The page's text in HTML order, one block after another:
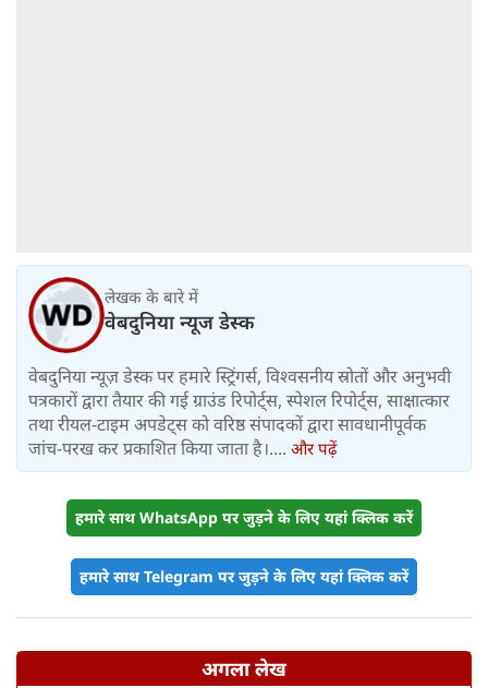
लेखक के बारे में
वेबदुनिया न्यूज डेस्क
वेबदुनिया न्यूज़ डेस्क पर हमारे स्ट्रिंगर्स, विश्वसनीय स्रोतों और अनुभवी
पत्रकारों द्वारा तैयार की गई ग्राउंड रिपोर्ट्स, स्पेशल रिपोर्ट्स, साक्षात्कार
तथा रीयल-टाइम अपडेट्स को वरिष्ठ संपादकों द्वारा सावधानीपूर्वक
जांच-परख कर प्रकाशित किया जाता है।.... और पढ़ें
हमारे साथ WhatsApp पर जुड़ने के लिए यहां क्लिक करें
हमारे साथ Telegram पर जुड़ने के लिए यहां क्लिक करें
अगला लेख